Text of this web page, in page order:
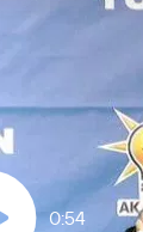
0:54